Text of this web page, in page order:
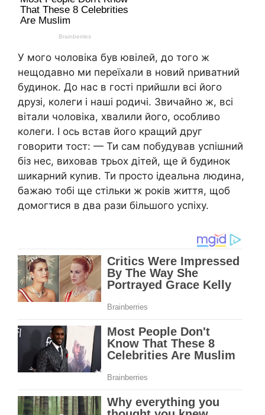
У мого чоловіка був ювілей, до того ж
нещодавно ми переїхали в новий nриватний
будинок. До нас в гості прийшли всі його
друзі, колеги і наші родичі. Звичайно ж, всі
вітали чоловіка, хвалили його, особливо
колеги. І ось встав його кращий друг
говорити тост: — Ти сам побудував успішний
біз нес, виховав трьох дітей, ще й будинок
шикарний куnив. Ти просто ідеальна людина,
бажаю тобі ще стільки ж років життя, щоб
домогтися в два рази більшого успіху.